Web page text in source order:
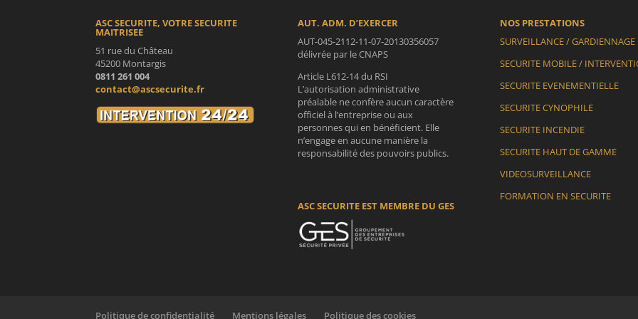
ASC SECURITE, VOTRE SECURITE
MAITRISEE
51 rue du Château
45200 Montargis
0811 261 004
contact@ascsecurite.fr
AUT. ADM. D’EXERCER
AUT-045-2112-11-07-20130356057
délivrée par le CNAPS
Article L612-14 du RSI
L’autorisation administrative
préalable ne confère aucun caractère
officiel à l’entreprise ou aux
personnes qui en bénéficient. Elle
n’engage en aucune manière la
responsabilité des pouvoirs publics.
ASC SECURITE EST MEMBRE DU GES
NOS PRESTATIONS
SURVEILLANCE / GARDIENNAGE
SECURITE MOBILE /
SECURITE EVENEMENTIELLE
SECURITE CYNOPHILE
SECURITE INCENDIE
SECURITE HAUT DE GAMME
VIDEOSURVEILLANCE
FORMATION EN SECURITE
Politique de confidentialité Mentions légales Politique des cookies